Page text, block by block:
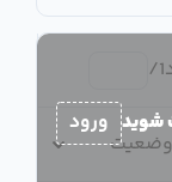
1
/
وضعیت
شوید ورود